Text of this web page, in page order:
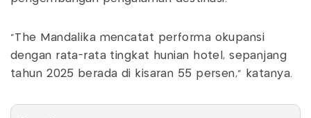
"The Mandalika mencatat performa okupansi
dengan rata-rata tingkat hunian hotel, sepanjang
tahun 2025 berada di kisaran 55 persen," katanya.